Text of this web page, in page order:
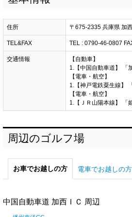
住所 〒675-2335 兵庫県 加
TEL&FAX TEL : 0790-46-0807
交通情報
【自動車】
1.【中国自動車道】 「
【電車・航空】
1.【神戸電鉄粟生線】
【電車・航空】
1.【ＪＲ山陽本線】 「
周辺のゴルフ場
お車でお越しの方 電車でお越しの方
中国自動車道 加西ＩＣ 周辺